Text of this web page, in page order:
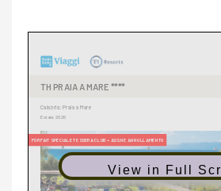
View in Full